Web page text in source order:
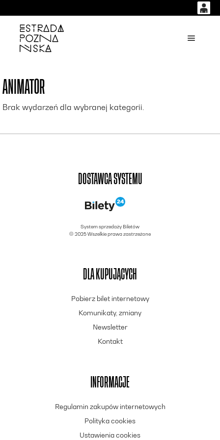
0,00
53
ANIMATOR
Brak wydarzeń dla wybranej kategorii.
DOSTAWCA SYSTEMU
System sprzedaży Biletów
© 2025 Wszelkie prawa zastrzeżone
DLA KUPUJĄCYCH
Pobierz bilet internetowy
Komunikaty, zmiany
Newsletter
Kontakt
INFORMACJE
Regulamin zakupów internetowych
Polityka cookies
Ustawienia cookies